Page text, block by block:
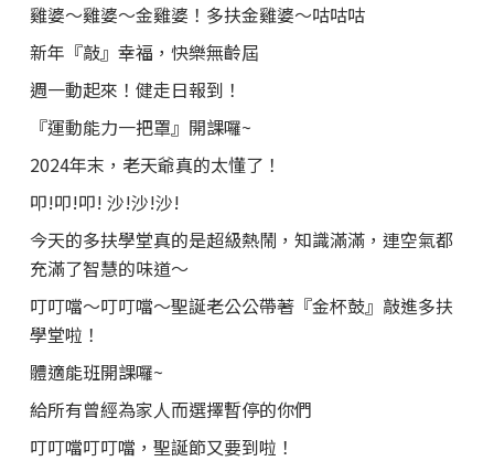
雞婆～雞婆～金雞婆！多扶金雞婆～咕咕咕
新年『敲』幸福，快樂無齡屆
週一動起來！健走日報到！
『運動能力一把罩』開課囉~
2024年末，老天爺真的太懂了！
叩!叩!叩! 沙!沙!沙!
今天的多扶學堂真的是超級熱鬧，知識滿滿，連空氣都
充滿了智慧的味道～
叮叮噹～叮叮噹～聖誕老公公帶著『金杯鼓』敲進多扶
學堂啦！
體適能班開課囉~
給所有曾經為家人而選擇暫停的你們
叮叮噹叮叮噹，聖誕節又要到啦！